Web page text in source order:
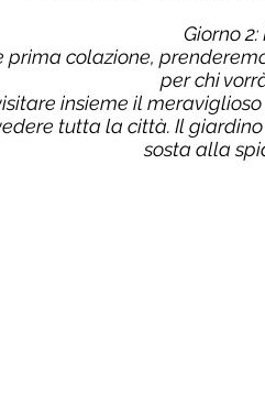
Giorno
colazione,
per chi
insieme il
tutta la città. Il
sosta alla